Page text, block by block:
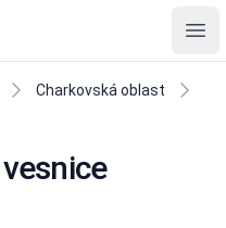
Charkovská oblast